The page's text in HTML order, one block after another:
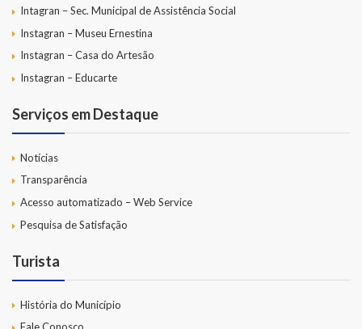
Intagran – Sec. Municipal de Assistência Social
Instagran – Museu Ernestina
Instagran – Casa do Artesão
Instagran – Educarte
Serviços em Destaque
Notícias
Transparência
Acesso automatizado – Web Service
Pesquisa de Satisfação
Turista
História do Município